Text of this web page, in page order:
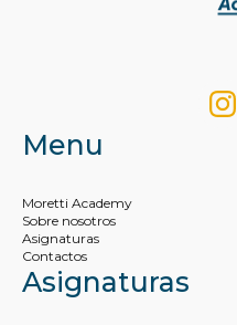
Menu
Moretti Academy
Sobre nosotros
Asignaturas
Contactos
Asignaturas